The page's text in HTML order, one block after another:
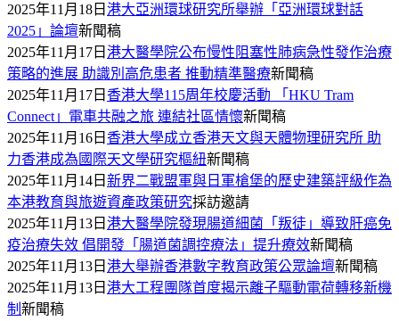
2025年11月18日 港大亞洲環球研究所舉辦「亞洲環球對話
2025」論壇新聞稿
2025年11月17日 港大醫學院公布慢性阻塞性肺病急性發作治療
策略的進展 助識別高危患者 推動精準醫療新聞稿
2025年11月17日 香港大學115周年校慶活動 「HKU Tram
Connect」電車共融之旅 連結社區情懷新聞稿
2025年11月16日 香港大學成立香港天文與天體物理研究所 助
力香港成為國際天文學研究樞紐新聞稿
2025年11月14日 新界二戰盟軍與日軍槍堡的歷史建築評級作為
本港教育與旅遊資產政策研究採訪邀請
2025年11月13日 港大醫學院發現腸道細菌「叛徒」導致肝癌免
疫治療失效 倡開發「腸道菌調控療法」提升療效新聞稿
2025年11月13日 港大舉辦香港數字教育政策公眾論壇新聞稿
2025年11月13日 港大工程團隊首度揭示離子驅動電荷轉移新機
制 新聞稿